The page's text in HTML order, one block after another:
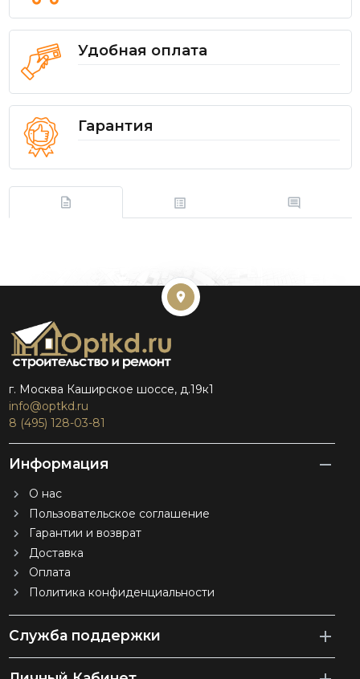
Удобная оплата
Гарантия
г. Москва Каширское шоссе, д.19к1
info@optkd.ru
8 (495) 128-03-81
Информация
О нас
Пользовательское соглашение
Гарантии и возврат
Доставка
Оплата
Политика конфиденциальности
Служба поддержки